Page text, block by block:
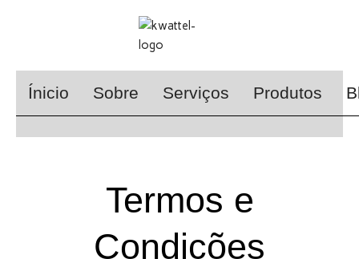
Ínicio Sobre Serviços Produtos
Termos e
Condições